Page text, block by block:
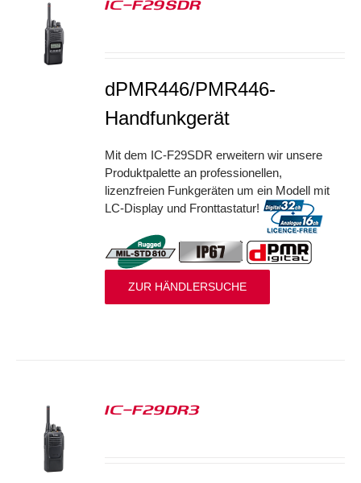
IC-F29SDR
dPMR446/PMR446-
Handfunkgerät
Mit dem IC-F29SDR erweitern wir unsere
Produktpalette an professionellen,
lizenzfreien Funkgeräten um ein Modell mit
LC-Display und Fronttastatur!
ZUR HÄNDLERSUCHE
IC-F29DR3